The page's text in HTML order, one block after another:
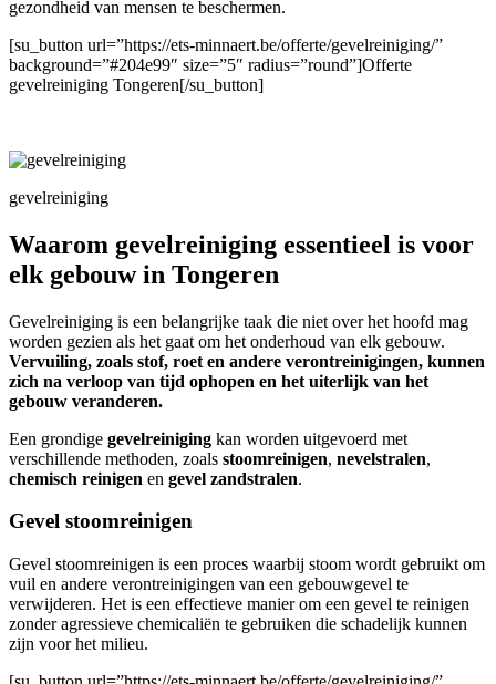
gezondheid van mensen te beschermen.
[su_button url=”https://ets-minnaert.be/offerte/gevelreiniging/”
background=”#204e99″ size=”5″ radius=”round”]Offerte
gevelreiniging Tongeren[/su_button]
gevelreiniging
Waarom gevelreiniging essentieel is voor
elk gebouw in Tongeren
Gevelreiniging is een belangrijke taak die niet over het hoofd mag
worden gezien als het gaat om het onderhoud van elk gebouw.
Vervuiling, zoals stof, roet en andere verontreinigingen, kunnen
zich na verloop van tijd ophopen en het uiterlijk van het
gebouw veranderen.
Een grondige gevelreiniging kan worden uitgevoerd met
verschillende methoden, zoals stoomreinigen, nevelstralen,
chemisch reinigen en gevel zandstralen.
Gevel stoomreinigen
Gevel stoomreinigen is een proces waarbij stoom wordt gebruikt om
vuil en andere verontreinigingen van een gebouwgevel te
verwijderen. Het is een effectieve manier om een ​​gevel te reinigen
zonder agressieve chemicaliën te gebruiken die schadelijk kunnen
zijn voor het milieu.